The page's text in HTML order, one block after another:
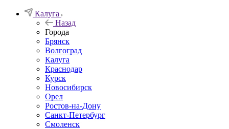
Калуга
Назад
Города
Брянск
Волгоград
Калуга
Краснодар
Курск
Новосибирск
Орел
Ростов-на-Дону
Санкт-Петербург
Смоленск